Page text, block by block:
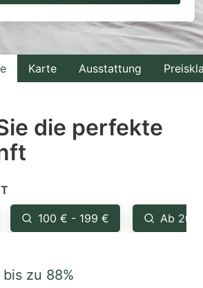
to
interact
with
the
select
the
question
Karte Ausstattung
die perfekte
100 € - 199 € Ab 200
zu 88%